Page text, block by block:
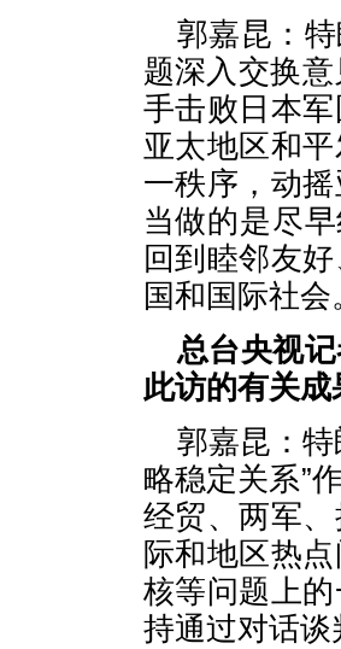
郭嘉昆：
题深入交换
手击败日本
亚太地区和
一秩序，动
当做的是尽
回到睦邻友
国和国际社会
总台央视
此访的有关
郭嘉昆：
略稳定关系”
经贸、两军
际和地区热
核等问题上
持通过对话